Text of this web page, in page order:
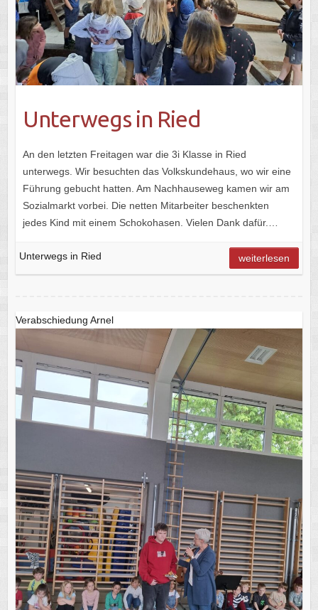
Unterwegs in Ried
An den letzten Freitagen war die 3i Klasse in Ried
unterwegs. Wir besuchten das Volkskundehaus, wo wir eine
Führung gebucht hatten. Am Nachhauseweg kamen wir am
Sozialmarkt vorbei. Die netten Mitarbeiter beschenkten
jedes Kind mit einem Schokohasen. Vielen Dank dafür.…
Unterwegs in Ried weiterlesen
Verabschiedung Arnel